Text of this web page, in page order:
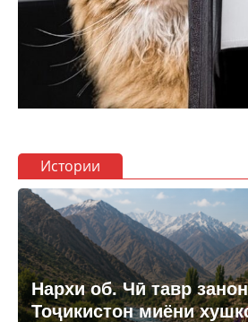
Истории
Нархи об. Чӣ тавр
Тоҷикистон миёни